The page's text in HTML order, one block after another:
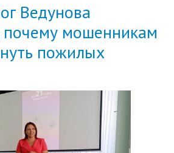
Ведунова
почему мошенникам
пожилых